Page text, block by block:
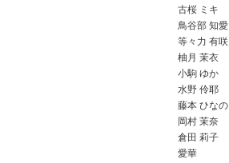
古桜 ミキ
鳥谷部 知愛
等々力 有咲
柚月 茉衣
小駒 ゆか
水野 伶耶
藤本 ひなの
岡村 茉奈
倉田 莉子
愛華